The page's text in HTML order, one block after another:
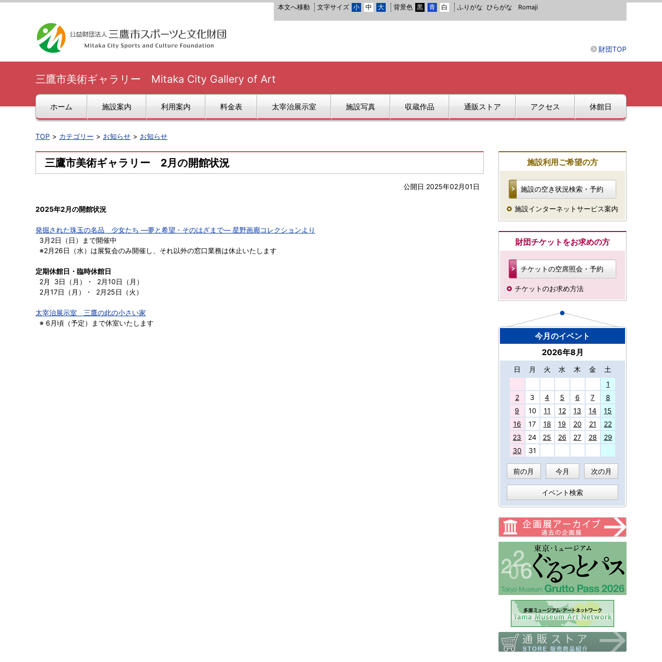
本文へ移動 文字サイズ 小 中 大 背景色 黒 青 白 ふりがな ひらがな Romaji
財団TOP
三鷹市美術ギャラリー Mitaka City Gallery of Art
ホーム 施設案内 利用案内 料金表 太宰治展示室 施設写真 収蔵作品 通販ストア アクセス 休館日
TOP カテゴリー お知らせ お知らせ
三鷹市美術ギャラリー 2月の開館状況
公開日 2025年02月01日
2025年2月の開館状況
発掘された珠玉の名品 少女たち ―夢と希望・そのはざまで― 星野画廊コレクションより
3月2日（日）まで開催中
※2月26日（水）は展覧会のみ開催し、それ以外の窓口業務は休止いたします
定期休館日・臨時休館日
2月 3日（月）・ 2月10日（月）
2月17日（月）・ 2月25日（火）
太宰治展示室 三鷹の此の小さい家
※ 6月頃（予定）まで休室いたします
施設利用ご希望の方
施設の空き状況検索・予約
施設インターネットサービス案内
財団チケットをお求めの方
チケットの空席照会・予約
チケットのお求め方法
今月のイベント
2026年8月
日 月 火 水 木 金
土
1
2
3 4 5 6 7
8
9
10 11 12 13 14
15
16
17 18 19 20 21
22
23
24 25 26 27 28
29
30
31
前の月 今月 次の月
イベント検索